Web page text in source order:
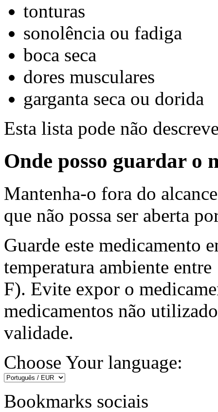
tonturas
sonolência ou fadiga
boca seca
dores musculares
garganta seca ou dorida
Esta lista pode não
Onde posso guardar o
Mantenha-o fora do
que não possa ser aberta
Guarde este medicamento
temperatura ambiente
F). Evite expor o
medicamentos não
validade.
Choose Your language:
Bookmarks sociais